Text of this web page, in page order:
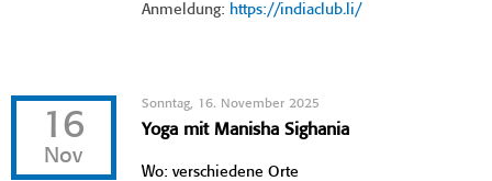
Anmeldung: https://indiaclub.li/
16
Nov
Sonntag, 16. November 2025
Yoga mit Manisha Sighania
Wo: verschiedene Orte